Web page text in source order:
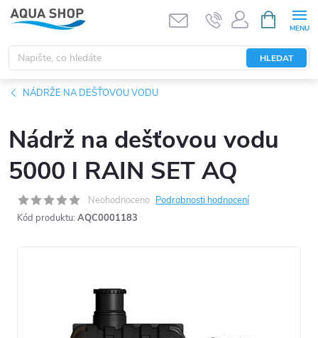
Přejít
na
obsah
HLEDAT
NÁKUPNÍ
KOŠÍK
NÁDRŽE NA DEŠŤOVOU VODU
Nádrž na dešťovou vodu
5000 l RAIN SET AQ
Neohodnoceno Podrobnosti hodnocení
Kód produktu: AQC0001183